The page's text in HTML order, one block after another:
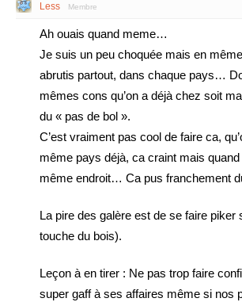
Less Membre
Ah ouais quand meme…
Je suis un peu choquée mais en
abrutis partout, dans chaque pays…
mêmes cons qu’on a déjà chez soit
du « pas de bol ».
C’est vraiment pas cool de faire ca,
même pays déjà, ca craint mais
même endroit… Ca pus franchement
La pire des galère est de se faire piker
touche du bois).
Leçon à en tirer : Ne pas trop faire
super gaff à ses affaires même si nos